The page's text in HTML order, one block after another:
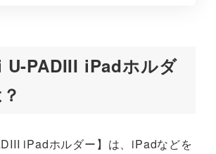
U-PADIII iPadホルダ
iPadホルダー】は、iPadなどを